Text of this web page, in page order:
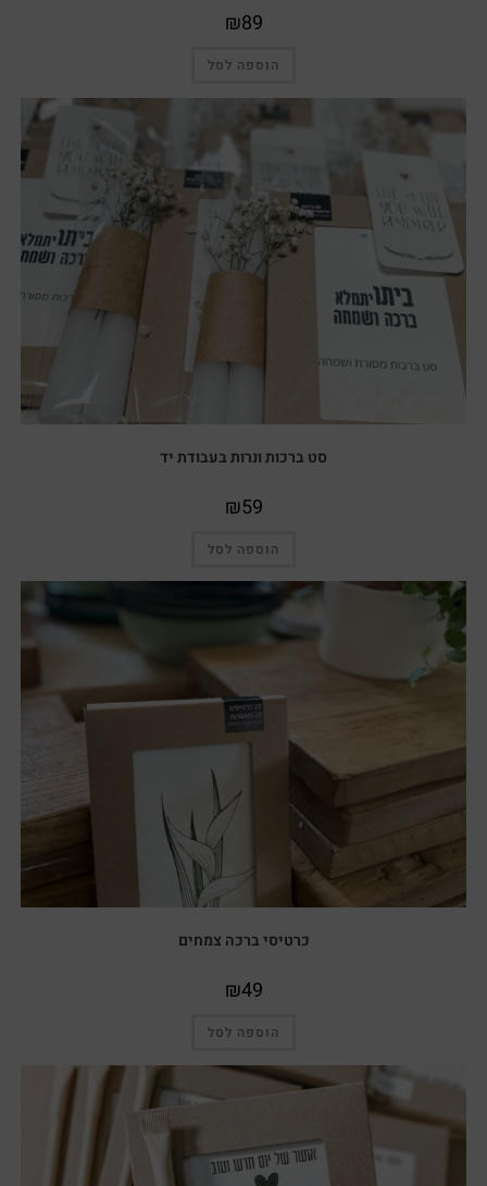
₪89
הוספה לסל
סט ברכות ונרות בעבודת יד
₪59
הוספה לסל
כרטיסי ברכה צמחים
₪49
הוספה לסל